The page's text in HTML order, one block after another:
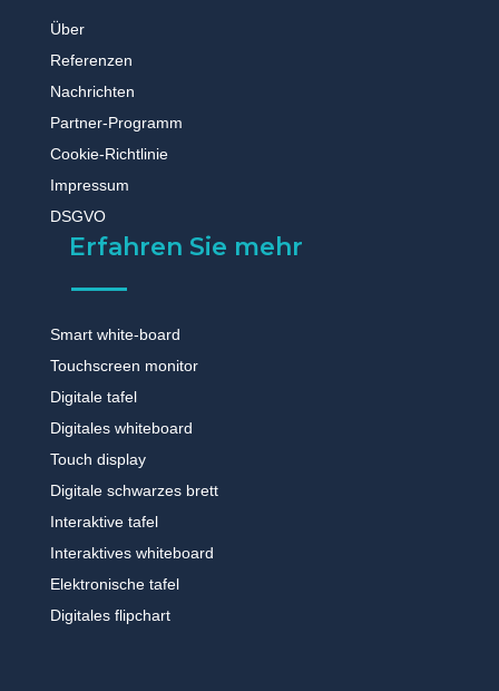
Über
Referenzen
Nachrichten
Partner-Programm
Cookie-Richtlinie
Impressum
DSGVO
Erfahren Sie mehr
Smart white-board
Touchscreen monitor
Digitale tafel
Digitales whiteboard
Touch display
Digitale schwarzes brett
Interaktive tafel
Interaktives whiteboard
Elektronische tafel
Digitales flipchart